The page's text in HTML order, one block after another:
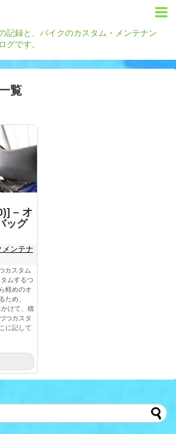
記録と、バイクのカスタム・メンテナン
グです。
覧
– オ
ッグ
メンテナ
カスタム
ムするつ
軽めのオ
ため、
けて、積
つカスタ
に記して